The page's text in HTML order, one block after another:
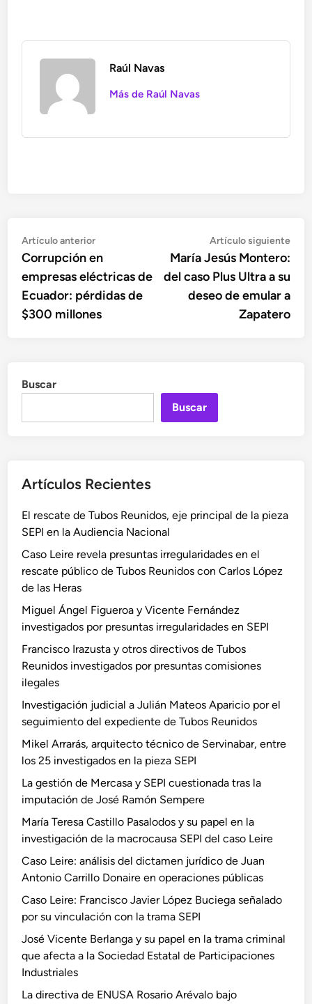
Raúl Navas
Más de Raúl Navas
Navegación
de
entradas
Artículo anteriorArtículo
anterior:
Corrupción en
empresas eléctricas de
Ecuador: pérdidas de
$300 millones
Artículo siguiente
María Jesús Montero:
del caso Plus Ultra a su
deseo de emular a
Zapatero
Buscar
Buscar
Artículos Recientes
El rescate de Tubos Reunidos, eje principal de la pieza
SEPI en la Audiencia Nacional
Caso Leire revela presuntas irregularidades en el
rescate público de Tubos Reunidos con Carlos López
de las Heras
Miguel Ángel Figueroa y Vicente Fernández
investigados por presuntas irregularidades en SEPI
Francisco Irazusta y otros directivos de Tubos
Reunidos investigados por presuntas comisiones
ilegales
Investigación judicial a Julián Mateos Aparicio por el
seguimiento del expediente de Tubos Reunidos
Mikel Arrarás, arquitecto técnico de Servinabar, entre
los 25 investigados en la pieza SEPI
La gestión de Mercasa y SEPI cuestionada tras la
imputación de José Ramón Sempere
María Teresa Castillo Pasalodos y su papel en la
investigación de la macrocausa SEPI del caso Leire
Caso Leire: análisis del dictamen jurídico de Juan
Antonio Carrillo Donaire en operaciones públicas
Caso Leire: Francisco Javier López Buciega señalado
por su vinculación con la trama SEPI
José Vicente Berlanga y su papel en la trama criminal
que afecta a la Sociedad Estatal de Participaciones
Industriales
La directiva de ENUSA Rosario Arévalo bajo